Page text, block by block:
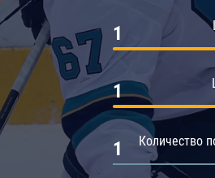
Драконы
Амур
Барыс
1
1
Количество
1